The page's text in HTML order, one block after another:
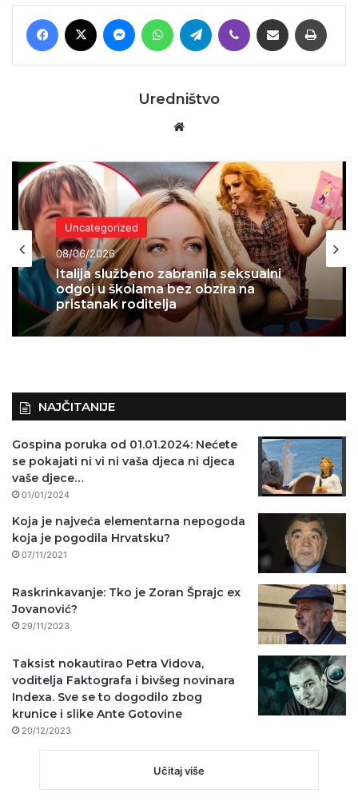
Facebook MessengerWhatsAppTelegram Viber Podijeli putem E-maila
Uredništvo
Uncategorized
08/06/2026
Italija službeno zabranila seksualni
odgoj u školama bez obzira na
pristanak roditelja
NAJČITANIJE
Gospina poruka od 01.01.2024: Nećete
se pokajati ni vi ni vaša djeca ni djeca
vaše djece…
01/01/2024
Koja je najveća elementarna nepogoda
koja je pogodila Hrvatsku?
07/11/2021
Raskrinkavanje: Tko je Zoran Šprajc ex
Jovanović?
29/11/2023
Taksist nokautirao Petra Vidova,
voditelja Faktografa i bivšeg novinara
Indexa. Sve se to dogodilo zbog
krunice i slike Ante Gotovine
20/12/2023
Učitaj više